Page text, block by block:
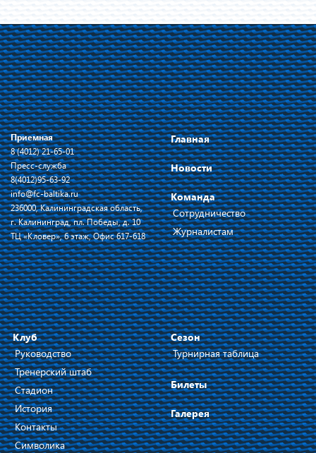
Приемная
8 (4012) 21-65-01
Пресс-служба
8(4012)95-63-92
info@fc-baltika.ru
236000, Калининградская область,
г. Калининград, пл. Победы, д. 10
ТЦ «Кловер», 6 этаж, Офис 617-618
Главная
Новости
Команда
Сотрудничество
Журналистам
Клуб
Руководство
Тренерский штаб
Стадион
История
Контакты
Символика
Сезон
Турнирная таблица
Билеты
Галерея